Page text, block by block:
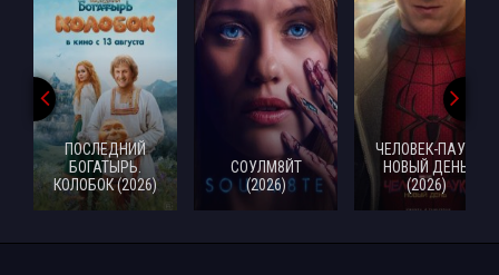
ПОСЛЕДНИЙ
БОГАТЫРЬ.
КОЛОБОК (2026)
СОУЛМ8ЙТ
(2026)
ЧЕЛОВЕК-ПАУК:
НОВЫЙ ДЕНЬ
(2026)